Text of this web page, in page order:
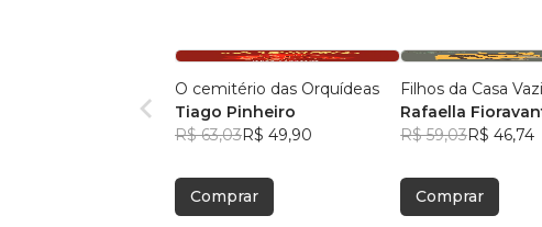
O cemitério das Orquídeas
Tiago Pinheiro
R$ 63,03R$ 49,90
Comprar
Filhos da Casa
Rafaella
Venturato Silva
R$ 59,03R$ 46,74
Comprar